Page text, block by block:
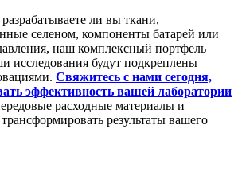
ли вы ткани,
селеном, компоненты батарей или
наш комплексный портфель
исследования будут подкреплены
Свяжитесь с нами сегодня,
эффективность вашей лаборатории
расходные материалы и
результаты вашего